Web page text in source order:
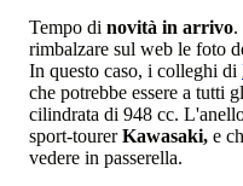
Tempo di novità in arrivo.
rimbalzare sul web le foto
In questo caso, i colleghi di
che potrebbe essere a tutti
cilindrata di 948 cc.
sport-tourerKawasaki, e
vedere in passerella.